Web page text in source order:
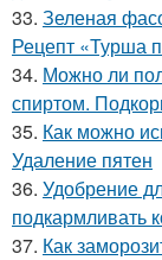
33. Зеленая
Рецепт «Турша
34. Можно ли
спиртом.
35. Как можно
Удаление пятен
36. Удобрение
подкармливать
37. Как